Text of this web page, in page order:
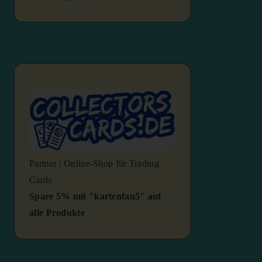
Partner | Online-Shop für Trading
Cards
Spare 5% mit "kartenfan5" auf
alle Produkte